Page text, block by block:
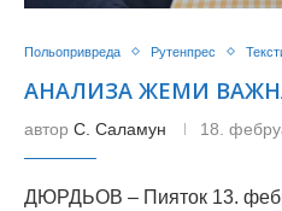
Польопривреда Рутенпрес
АНАЛИЗА ЖЕМИ
автор С. Саламун 18.
ДЮРДЬОВ – Пияток 13.